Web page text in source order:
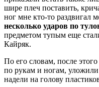
шире плеч поставить,
ног мне кто-то раздвигал
несколько ударов по
предметом тупым еще
Кайряк.
По его словам, после
по рукам и ногам,
надели на голову